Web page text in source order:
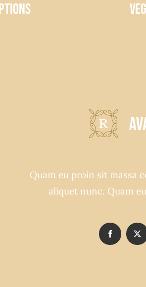
Quam eu proin sit massa
aliquet nunc. Quam